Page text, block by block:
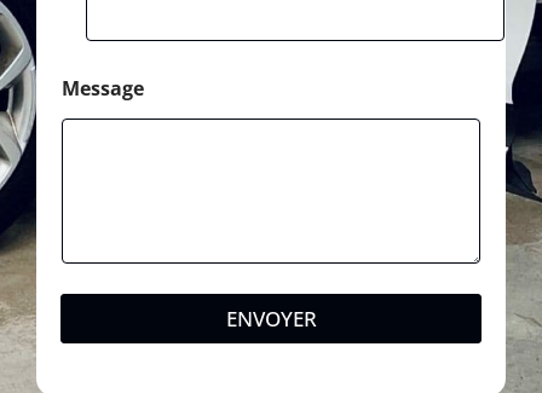
Message
ENVOYER